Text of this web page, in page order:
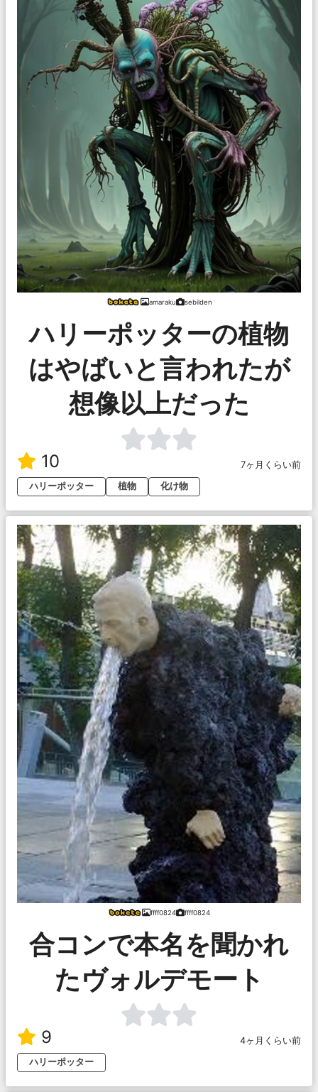
amaraku sebilden
ハリーポッターの植物
はやばいと言われたが
想像以上だった
10
7ヶ月くらい前
ハリーポッター
植物 化け物
ffff0824 ffff0824
合コンで本名を聞かれ
たヴォルデモート
9
4ヶ月くらい前
ハリーポッター